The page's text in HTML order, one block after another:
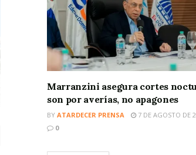
Marranzini asegura cortes
son por averías, no apagones
BY ATARDECER PRENSA
7 DE AGOSTO DE
0